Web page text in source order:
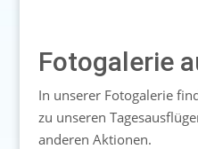
Fotogalerie
In unserer Fotogalerie
zu unseren
anderen Aktionen.